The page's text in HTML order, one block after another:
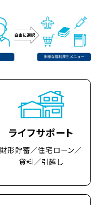
ライフサポート
財形貯蓄／住宅ローン／
貸料／引越し